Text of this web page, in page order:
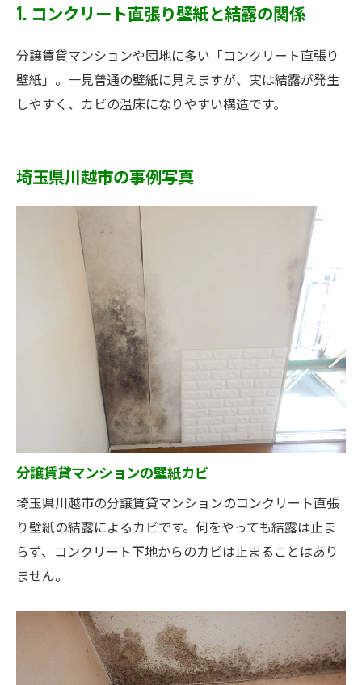
1. コンクリート直張り壁紙と結露の関係
分譲賃貸マンションや団地に多い「コンクリート直張り
壁紙」。一見普通の壁紙に見えますが、実は結露が発生
しやすく、カビの温床になりやすい構造です。
埼玉県川越市の事例写真
分譲賃貸マンションの壁紙カビ
埼玉県川越市の分譲賃貸マンションのコンクリート直張
り壁紙の結露によるカビです。何をやっても結露は止ま
らず、コンクリート下地からのカビは止まることはあり
ません。